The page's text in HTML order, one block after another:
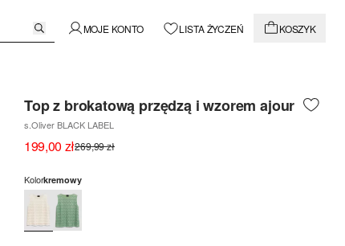
MOJE KONTO LISTA ŻYCZEŃ KOSZYK
Top z brokatową przędzą i wzorem ajour
s.Oliver BLACK LABEL
199,00 zł269,99 zł
Kolorkremowy